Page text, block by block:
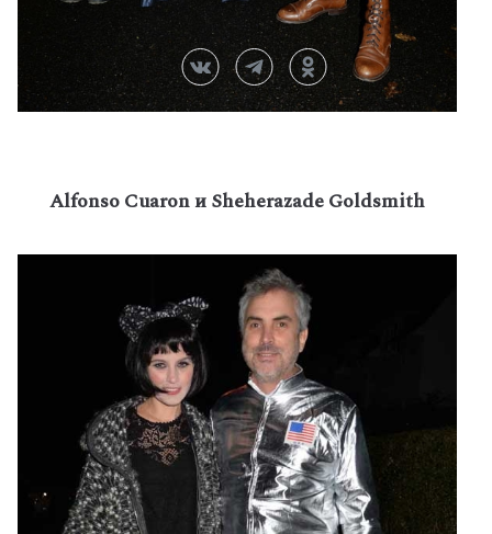
Alfonso Cuaron и Sheherazade Goldsmith